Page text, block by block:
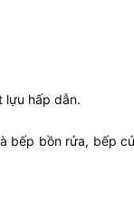
lựu hấp dẫn.
bếp bồn rửa, bếp